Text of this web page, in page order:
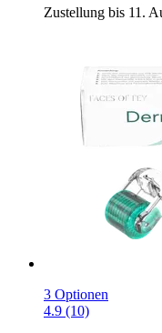
Zustellung bis 11.
3 Optionen
4.9 (10)